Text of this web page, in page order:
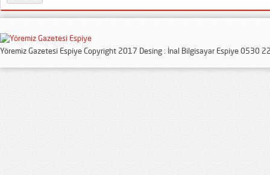
Yöremiz Gazetesi Espiye Copyright 2017 Desing : İnal Bilgisayar Espiye 0530